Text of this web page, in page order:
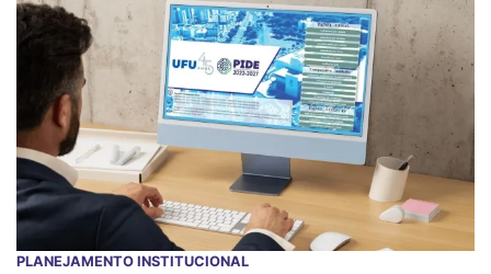
PLANEJAMENTO INSTITUCIONAL